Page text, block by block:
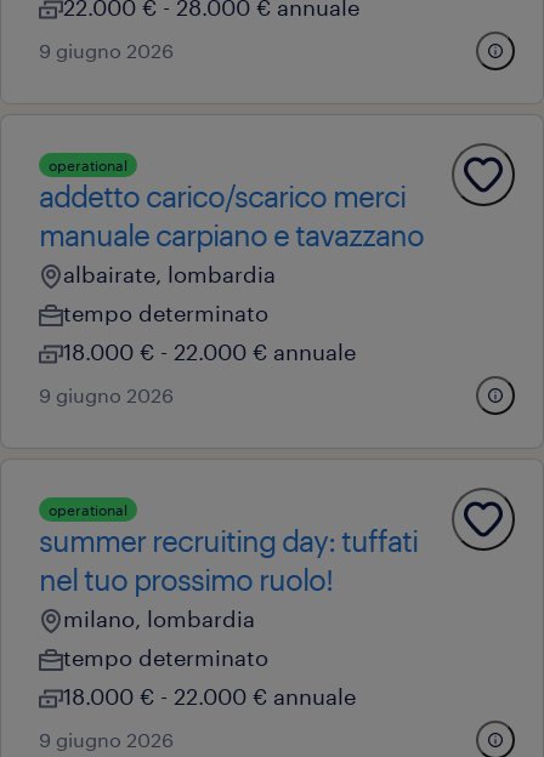
22.000 € - 28.000 € annuale
9 giugno 2026
operational
addetto carico/scarico merci
manuale carpiano e tavazzano
albairate, lombardia
tempo determinato
18.000 € - 22.000 € annuale
9 giugno 2026
operational
summer recruiting day: tuffati
nel tuo prossimo ruolo!
milano, lombardia
tempo determinato
18.000 € - 22.000 € annuale
9 giugno 2026